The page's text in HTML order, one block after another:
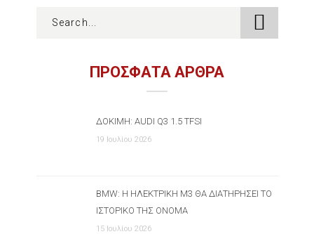
ΠΡΟΣΦΑΤΑ ΑΡΘΡΑ
ΔΟΚΙΜΉ: AUDI Q3 1.5 TFSI
19 Ιουλίου 2026
BMW: Η ΗΛΕΚΤΡΙΚΉ M3 ΘΑ ΔΙΑΤΗΡΉΣΕΙ ΤΟ
ΙΣΤΟΡΙΚΌ ΤΗΣ ΌΝΟΜΑ
15 Ιουλίου 2026